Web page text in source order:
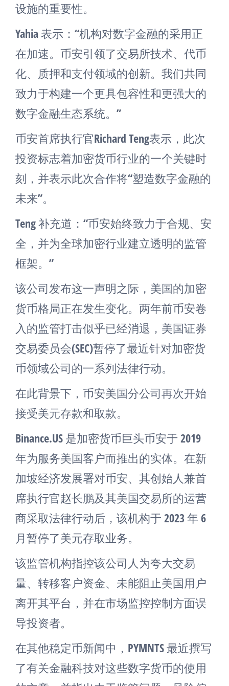
设施的重要性。
Yahia 表示：“机构对数字金融的采用正
在加速。币安引领了交易所技术、代币
化、质押和支付领域的创新。我们共同
致力于构建一个更具包容性和更强大的
数字金融生态系统。”
币安首席执行官Richard Teng表示，此次
投资标志着加密货币行业的一个关键时
刻，并表示此次合作将“塑造数字金融的
未来”。
Teng 补充道：“币安始终致力于合规、安
全，并为全球加密行业建立透明的监管
框架。”
该公司发布这一声明之际，美国的加密
货币格局正在发生变化。两年前币安卷
入的监管打击似乎已经消退，美国证券
交易委员会(SEC)暂停了最近针对加密货
币领域公司的一系列法律行动。
在此背景下，币安美国分公司再次开始
接受美元存款和取款。
Binance.US 是加密货币巨头币安于 2019
年为服务美国客户而推出的实体。在新
加坡经济发展署对币安、其创始人兼首
席执行官赵长鹏及其美国交易所的运营
商采取法律行动后，该机构于 2023 年 6
月暂停了美元存取业务。
该监管机构指控该公司人为夸大交易
量、转移客户资金、未能阻止美国用户
离开其平台，并在市场监控控制方面误
导投资者。
在其他稳定币新闻中，PYMNTS 最近撰写
了有关金融科技对这些数字货币的使用